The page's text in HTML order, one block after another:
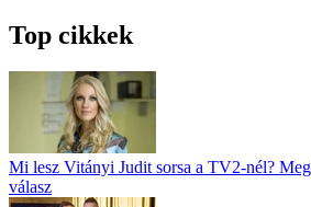
Top cikkek
Mi lesz Vitányi Judit sorsa a TV2-nél?
válasz